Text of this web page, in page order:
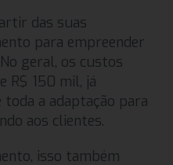
das suas
para empreender
geral, os custos
R$ 150 mil, já
a adaptação para
aos clientes.
isso também